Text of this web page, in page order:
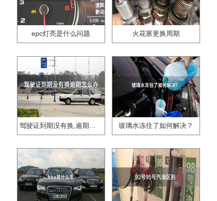
epc灯亮是什么问题 火花塞更换周期
驾驶证到期没有换,逾期怎么办?? 玻璃水冻住了如何解决？